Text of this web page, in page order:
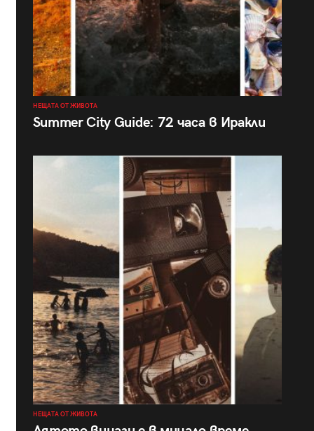
НЕЩАТА ОТ ЖИВОТА
Summer City Guide: 72 часа в Иракли
НЕЩАТА ОТ ЖИВОТА